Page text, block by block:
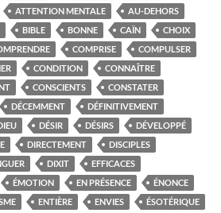
ATTENTION MENTALE
AU-DEHORS
BIBLE BONNE CAÏN
CHOIX
COMPRISE
COMPULSER
CONDITION
CONNAÎTRE
CONSCIENTS
CONSTATER
DÉCEMMENT
DÉFINITIVEMENT
DÉSIR DÉSIRS
DÉVELOPPÉ
DIRECTEMENT
DISCIPLES
DIXIT
EFFICACES
ÉMOTION EN PRÉSENCE
ÉNONCE
ENTIÈRE ENVIES
ÉSOTÉRIQUE